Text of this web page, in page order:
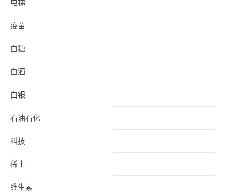
电梯
疫苗
白糖
白酒
白银
石油石化
科技
稀土
维生素